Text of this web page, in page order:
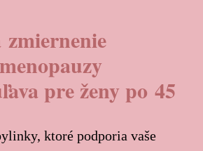
pre ženy po 45
ktoré podporia vaše